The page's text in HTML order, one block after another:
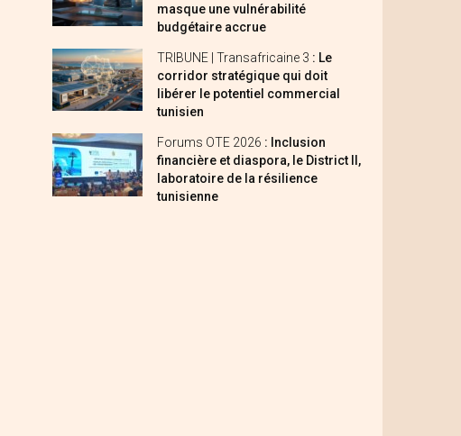
masque une vulnérabilité
budgétaire accrue
TRIBUNE | Transafricaine 3 : Le
corridor stratégique qui doit
libérer le potentiel commercial
tunisien
Forums OTE 2026 : Inclusion
financière et diaspora, le District II,
laboratoire de la résilience
tunisienne